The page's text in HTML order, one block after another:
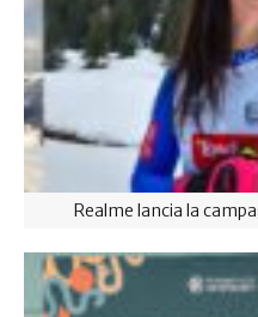
Realme lancia la